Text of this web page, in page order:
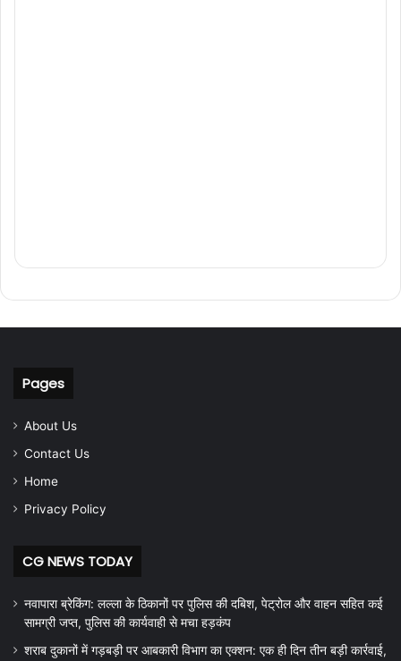
Pages
About Us
Contact Us
Home
Privacy Policy
CG NEWS TODAY
नवापारा ब्रेकिंग: लल्ला के ठिकानों पर पुलिस की दबिश, पेट्रोल और वाहन सहित कई
सामग्री जप्त, पुलिस की कार्यवाही से मचा हड़कंप
शराब दुकानों में गड़बड़ी पर आबकारी विभाग का एक्शन: एक ही दिन तीन बड़ी कार्रवाई,